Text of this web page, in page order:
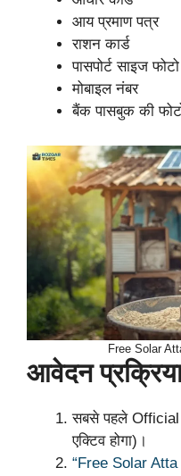
आय प्रमाण पत्र
राशन कार्ड
पासपोर्ट साइज फोटो
मोबाइल नंबर
बैंक पासबुक की
Free Solar
आवेदन
सबसे पहले Official
एक्टिव होगा)।
“Free Solar